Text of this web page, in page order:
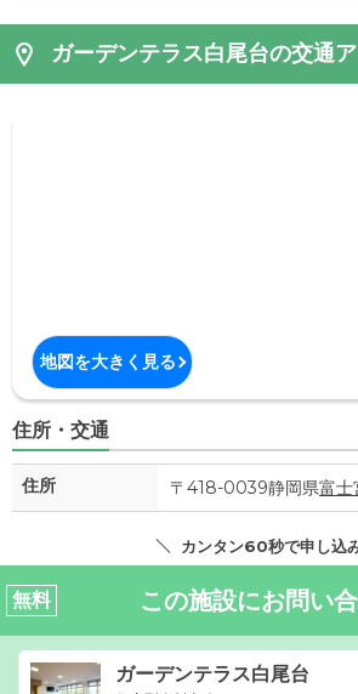
ガーデンテラス白尾台の交通
地図を大きく見る
住所・交通
住所 〒418-0039静岡県富士
カンタン60秒で申し込
無料 この施設にお問い
ガーデンテラス白尾台